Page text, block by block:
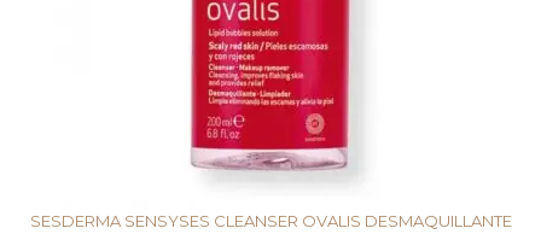
SESDERMA SENSYSES CLEANSER OVALIS DESMAQUILLANTE